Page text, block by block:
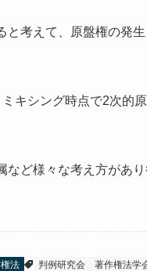
と考えて、原盤権の発
キシング時点で2次的
ど様々な考え方があ
法 判例研究会 著作権法学